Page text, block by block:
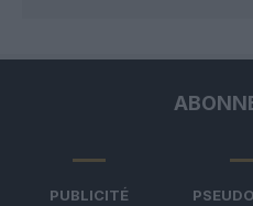
PUBLICITÉ